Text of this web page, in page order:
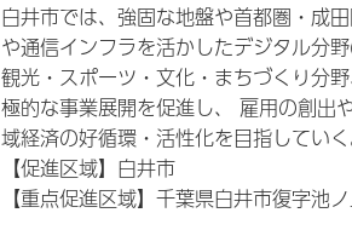
白井市では、強固な地盤や首都圏・成
や通信インフラを活かしたデジタル分
観光・スポーツ・文化・まちづくり分
極的な事業展開を促進し、 雇用の創出
域経済の好循環・活性化を目指していく
【促進区域】白井市
【重点促進区域】千葉県白井市復字池